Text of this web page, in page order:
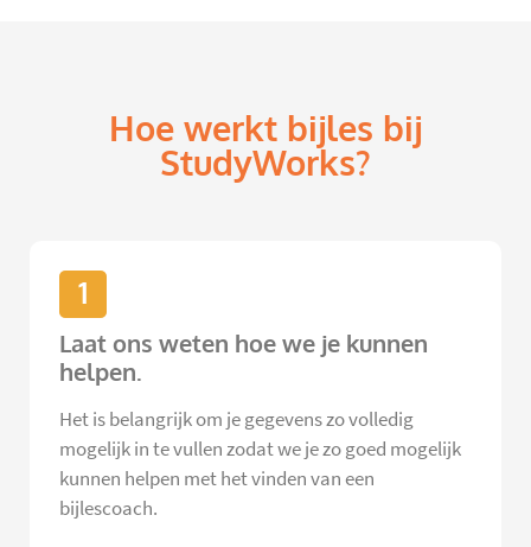
Hoe werkt bijles bij
StudyWorks?
1
Laat ons weten hoe we je kunnen
helpen.
Het is belangrijk om je gegevens zo volledig
mogelijk in te vullen zodat we je zo goed mogelijk
kunnen helpen met het vinden van een
bijlescoach.